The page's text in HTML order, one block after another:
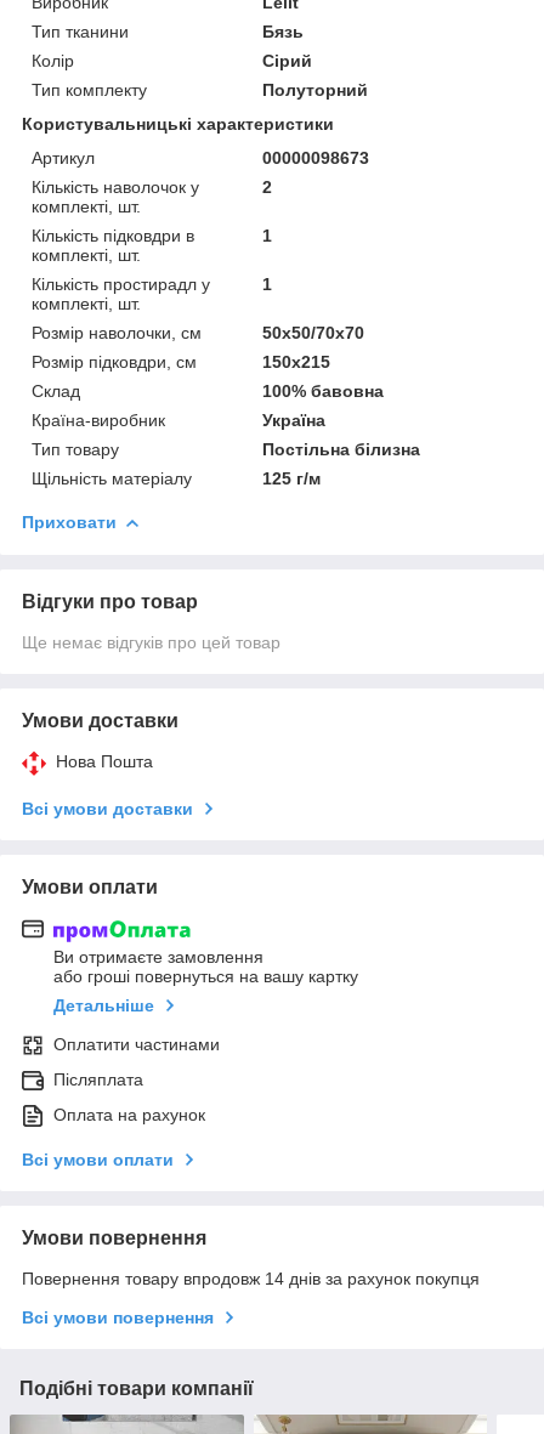
Тип тканини
Бязь
Колір
Сірий
Тип комплекту
Полуторний
Користувальницькі характеристики
Артикул
00000098673
Кількість наволочок у
комплекті, шт.
2
Кількість підковдри в
комплекті, шт.
1
Кількість простирадл у
комплекті, шт.
1
Розмір наволочки, см
50х50/70х70
Розмір підковдри, см
150х215
Склад
100% бавовна
Країна-виробник
Україна
Тип товару
Постільна білизна
Щільність матеріалу
125 г/м
Приховати
Відгуки про товар
Ще немає відгуків про цей товар
Умови доставки
Нова Пошта
Всі умови доставки
Умови оплати
Ви отримаєте замовлення
або гроші повернуться на вашу картку
Детальніше
Оплатити частинами
Післяплата
Оплата на рахунок
Всі умови оплати
Умови повернення
Повернення товару впродовж 14 днів за рахунок покупця
Всі умови повернення
Подібні товари компанії